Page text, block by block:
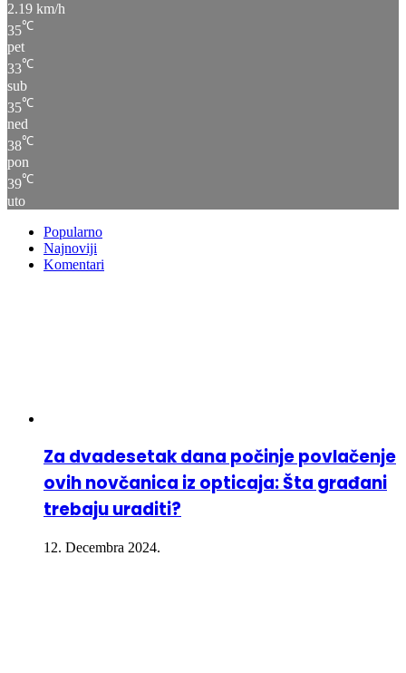
2.19 km/h
35℃
pet
33℃
sub
35℃
ned
38℃
pon
39℃
uto
Popularno
Najnoviji
Komentari
Za dvadesetak dana počinje povlačenje
ovih novčanica iz opticaja: Šta građani
trebaju uraditi?
12. Decembra 2024.